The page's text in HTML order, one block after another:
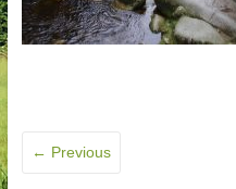
← Previous